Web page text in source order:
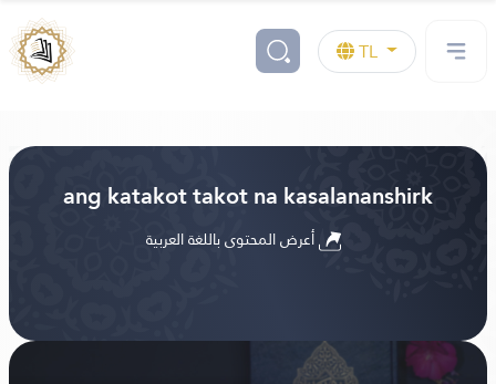
TL
ang katakot takot na kasalananshirk